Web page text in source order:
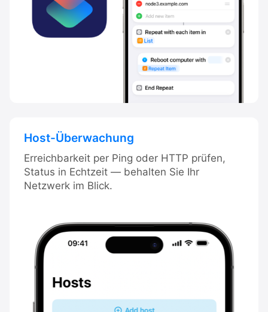
Host-Überwachung
Erreichbarkeit per Ping oder HTTP prüfen,
Status in Echtzeit — behalten Sie Ihr
Netzwerk im Blick.